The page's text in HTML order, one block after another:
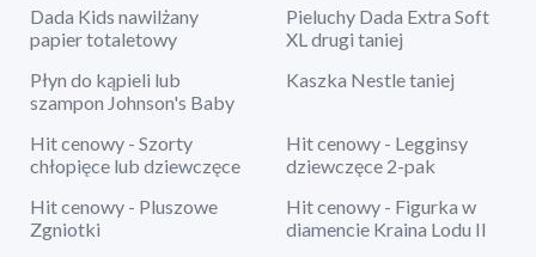
Dada Kids nawilżany
papier totaletowy
Pieluchy Dada Extra Soft
XL drugi taniej
Płyn do kąpieli lub
szampon Johnson's Baby
Kaszka Nestle taniej
Hit cenowy - Szorty
chłopięce lub dziewczęce
Hit cenowy - Legginsy
dziewczęce 2-pak
Hit cenowy - Pluszowe
Zgniotki
Hit cenowy - Figurka w
diamencie Kraina Lodu II